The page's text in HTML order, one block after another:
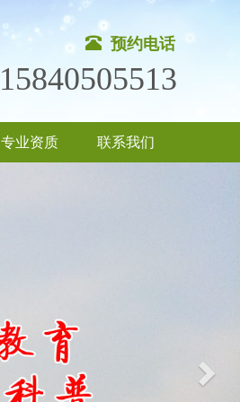
预约电话
15840505513
专业资质 联系我们